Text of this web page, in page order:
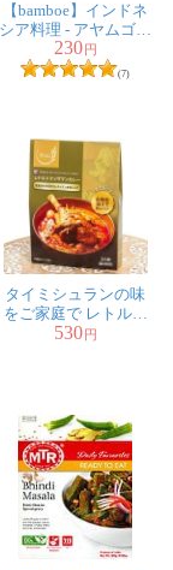
だけ。
しました。
の味になりま
深い黄色で
ありません
きる量から売
。
【bamboe】インドネ
シア料理 - アヤムゴレ
ンの素 AYAM
GORENG
230 円
(7)
タイミシュランの味
をご家庭で レトルト
マッサマンカレー 2人
530円